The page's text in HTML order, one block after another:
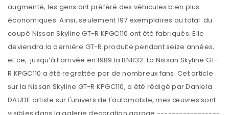
augmenté, les gens ont préféré des véhicules bien plus
économiques. Ainsi, seulement 197 exemplaires au total du
coupé Nissan Skyline GT-R KPGC110 ont été fabriqués. Elle
deviendra la dernière GT-R produite pendant seize années,
et ce, jusqu’à l’arrivée en 1989 la BNR32. La Nissan Skyline GT-
R KPGC110 a été regrettée par de nombreux fans. Cet article
sur la Nissan Skyline GT-R KPGC110, a été rédigé par Daniela
DAUDE artiste sur l'univers de l'automobile, mes œuvres sont